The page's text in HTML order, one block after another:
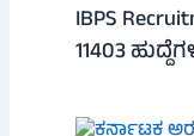
IBPS
11403